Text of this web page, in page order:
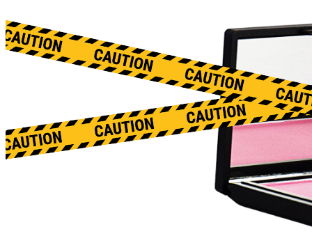
人到中年，我們更懂得愛惜自己。為奔波了大半生的自己，塗
一點滋潤的唇膏，用一瓶養護頭髮的精華，這些都是生活裡微
小而實在的幸福。然而，當我們信賴的日常用品，可能正悄悄
地危害我們的健康時，這份警惕，我們不能不有。
近日，一則來自台灣的消息，值得我們每一位50+的朋友關
注。
台灣食藥署首次在化妝品中，驗出了本不應存在的工業用染料
風暴源頭：一隻工業染料的誤用